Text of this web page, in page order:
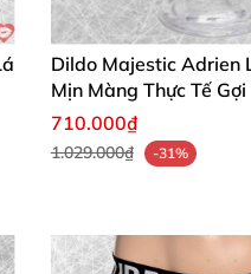
chất lượng đỉnh cao,
Dildo Majestic Adrien
Mịn Màng Thực Tế Gợi
710.000₫
1.029.000₫ -31%